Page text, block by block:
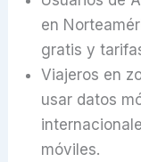
en
gratis y
Viajeros en
usar datos
móviles.